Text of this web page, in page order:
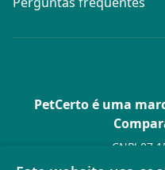
PetCerto é uma
CNPJ
Av. Paulista, 1.636 Conj. 4